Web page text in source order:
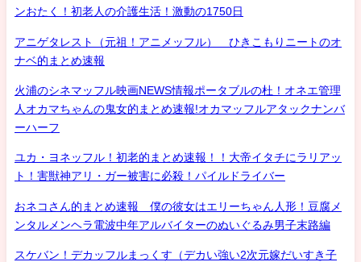
ンおたく！初老人の介護生活！激動の1750日
アニゲタレスト（元祖！アニメッフル） ひきこもりニートのオ
ナベ的まとめ速報
火浦のシネマッフル映画NEWS情報ポータブルの杜！オネエ管理
人オカマちゃんの鬼女的まとめ速報!オカマッフルアタックナンバ
ーハーフ
ユカ・ヨネッフル！初老的まとめ速報！！大帝イタチにラリアッ
ト！害獣神アリ・ガー被害に必殺！パイルドライバー
おネコさん的まとめ速報 僕の彼女はエリーちゃん人形！豆腐メ
ンタルメンヘラ電波中年アルバイターのぬいぐるみ男子末路編
スケバン！デカッフルまっくす（デカい強い2次元嫁だいすき子